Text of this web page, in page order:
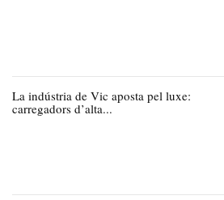
La indústria de Vic aposta pel luxe:
carregadors d’alta...